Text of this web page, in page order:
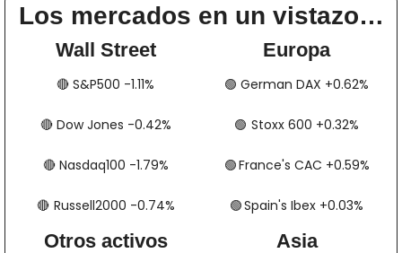
Los mercados en un vistazo…
Wall Street
🔴 ​​​​ S&P500 -1.11%
🔴​​​​ Dow Jones -0.42%
🔴​​​​ Nasdaq100 -1.79%
🔴​​​  Russell2000 -0.74%
Otros activos
Europa
🟢 ​​​​​​ German DAX +0.62%
🟢 ​​​​​​​​  Stoxx 600 +0.32%
🟢​​​​  France's CAC +0.59%
🟢​​​​​​​​  Spain's Ibex +0.03%
Asia